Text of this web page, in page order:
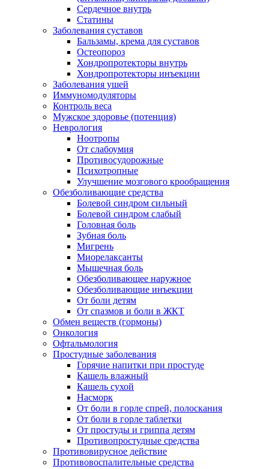
Сердечное внутрь
Статины
Заболевания суставов
Бальзамы, крема для суставов
Остеопороз
Хондропротекторы внутрь
Хондропротекторы инъекции
Заболевания ушей
Иммуномодуляторы
Контроль веса
Мужское здоровье (потенция)
Неврология
Ноотропы
От слабоумия
Противосудорожные
Психотропные
Улучшение мозгового крообращения
Обезболивающие средства
Болевой синдром сильный
Болевой синдром слабый
Головная боль
Зубная боль
Мигрень
Миорелаксанты
Мышечная боль
Обезболивающее наружное
Обезболивающие инъекции
От боли детям
От спазмов и боли в ЖКТ
Обмен веществ (гормоны)
Онкология
Офтальмология
Простудные заболевания
Горячие напитки при простуде
Кашель влажный
Кашель сухой
Насморк
От боли в горле спрей, полоскания
От боли в горле таблетки
От простуды и гриппа детям
Противопростудные средства
Противовирусное действие
Противовоспалительные средства